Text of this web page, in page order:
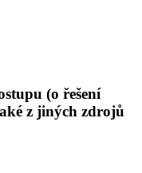
(o řešení
z jiných zdrojů